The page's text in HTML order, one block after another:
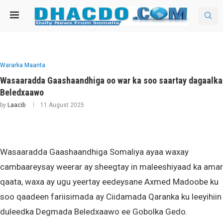
Wararka Maanta
Wasaaradda Gaashaandhiga oo war ka soo saartay dagaalka
Beledxaawo
by Laacib 11 August 2025
Wasaaradda Gaashaandhiga Somaliya ayaa waxay
cambaareysay weerar ay sheegtay in maleeshiyaad ka amar
qaata, waxa ay ugu yeertay eedeysane Axmed Madoobe ku
soo qaadeen fariisimada ay Ciidamada Qaranka ku leeyihiin
duleedka Degmada Beledxaawo ee Gobolka Gedo.